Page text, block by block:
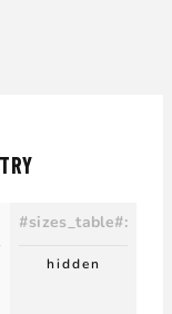
#sizes_table#:
hidden